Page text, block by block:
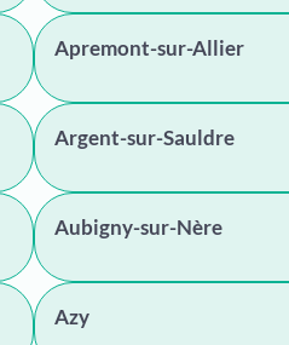
Apremont-sur-Allier
Argent-sur-Sauldre
Aubigny-sur-Nère
Azy